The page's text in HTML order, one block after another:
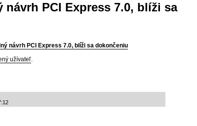
návrh PCI Express 7.0, blíži sa
návrh PCI Express 7.0, blíži sa dokončeniu
užívateľ.